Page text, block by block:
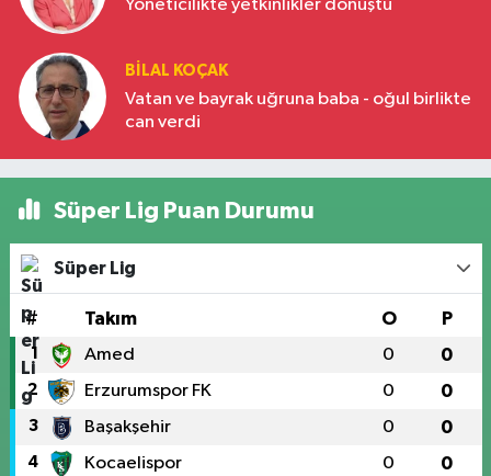
Yöneticilikte yetkinlikler dönüştü
BILAL KOÇAK
Vatan ve bayrak uğruna baba - oğul birlikte
can verdi
Süper Lig Puan Durumu
Süper Lig
# Takım O P
1 Amed 0 0
2 Erzurumspor FK 0 0
3 Başakşehir 0 0
4 Kocaelispor 0 0